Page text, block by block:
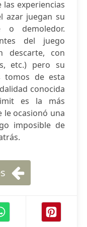
experiencias
azar juegan su
o demoledor.
del juego
descarte, con
etc.) pero su
tomos de esta
conocida
es la más
le ocasionó una
imposible de